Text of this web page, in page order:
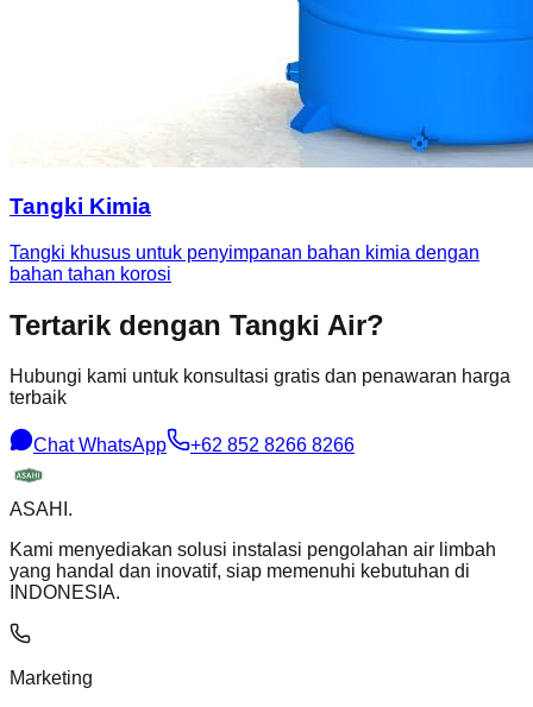
Tangki Kimia
Tangki khusus untuk penyimpanan bahan kimia dengan
bahan tahan korosi
Tertarik dengan Tangki Air?
Hubungi kami untuk konsultasi gratis dan penawaran harga
terbaik
Chat WhatsApp +62 852 8266 8266
ASAHI .
Kami menyediakan solusi instalasi pengolahan air limbah
yang handal dan inovatif, siap memenuhi kebutuhan di
INDONESIA.
Marketing